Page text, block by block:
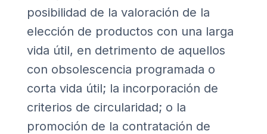
posibilidad de la valoración de la
elección de productos con una larga
vida útil, en detrimento de aquellos
con obsolescencia programada o
corta vida útil; la incorporación de
criterios de circularidad; o la
promoción de la contratación de